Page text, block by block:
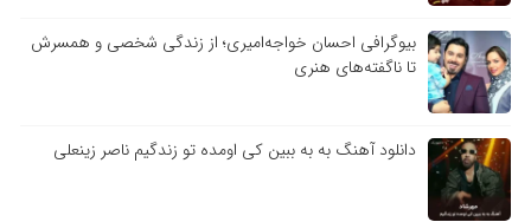
بیوگرافی احسان خواجه‌امیری؛ از زندگی شخصی و همسرش
تا ناگفته‌های هنری
دانلود آهنگ به به ببین کی اومده تو زندگیم ناصر زینعلی